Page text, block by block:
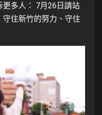
多人： 7月26日請站
住新竹的努力、守住